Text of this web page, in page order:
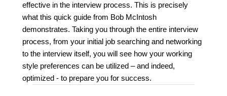
effective in the interview process. This is precisely
what this quick guide from Bob McIntosh
demonstrates. Taking you through the entire interview
process, from your initial job searching and networking
to the interview itself, you will see how your working
style preferences can be utilized – and indeed,
optimized - to prepare you for success.